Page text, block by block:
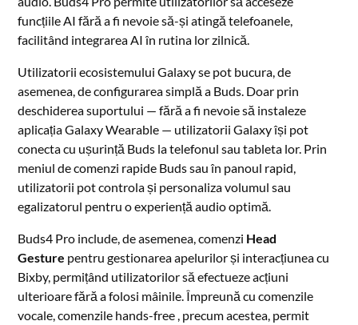
funcțiile AI fără a fi nevoie să-și atingă telefoanele,
facilitând integrarea AI în rutina lor zilnică.
Utilizatorii ecosistemului Galaxy se pot bucura, de
asemenea, de configurarea simplă a Buds. Doar prin
deschiderea suportului — fără a fi nevoie să instaleze
aplicația Galaxy Wearable — utilizatorii Galaxy își pot
conecta cu ușurință Buds la telefonul sau tableta lor. Prin
meniul de comenzi rapide Buds sau în panoul rapid,
utilizatorii pot controla și personaliza volumul sau
egalizatorul pentru o experiență audio optimă.
Buds4 Pro include, de asemenea, comenzi Head
Gesture pentru gestionarea apelurilor și interacțiunea cu
Bixby, permițând utilizatorilor să efectueze acțiuni
ulterioare fără a folosi mâinile. Împreună cu comenzile
vocale, comenzile hands-free , precum acestea, permit